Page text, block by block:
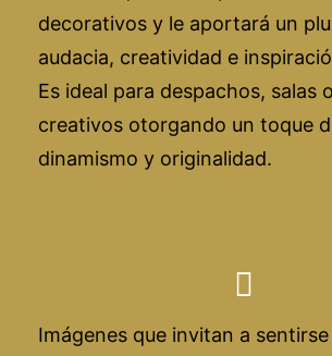
decorativos y le aportará un
audacia, creatividad e
Es ideal para despachos, salas
creativos otorgando un toque
dinamismo y originalidad.
Imágenes que invitan a